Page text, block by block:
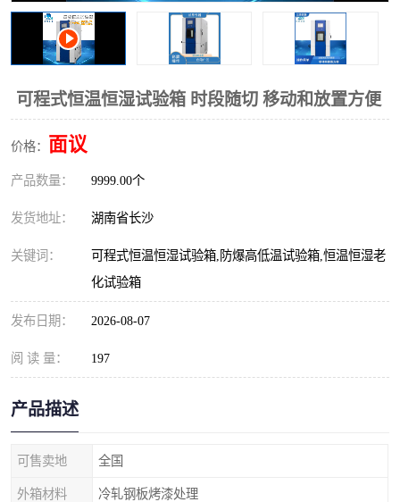
可程式恒温恒湿试验箱 时段随切 移动和放置方便
价格： 面议
产品数量： 9999.00个
发货地址： 湖南省长沙
关键词：
可程式恒温恒湿试验箱,防爆高低温试验箱,恒温恒湿老
化试验箱
发布日期： 2026-08-07
阅 读 量： 197
产品描述
可售卖地 全国
外箱材料 冷轧钢板烤漆处理